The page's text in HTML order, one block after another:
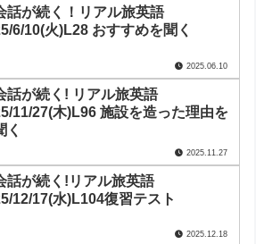
話が続く！リアル旅英語
6/10(火)L28 おすすめを聞く
2025.06.10
話が続く! リアル旅英語
11/27(木)L96 施設を造った理由を
く
2025.11.27
話が続く!リアル旅英語
12/17(水)L104復習テスト
2025.12.18